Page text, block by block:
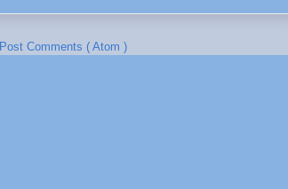
Post Comments ( Atom )